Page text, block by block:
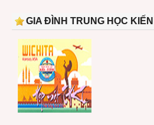
GIA ĐÌNH TRUNG HỌC